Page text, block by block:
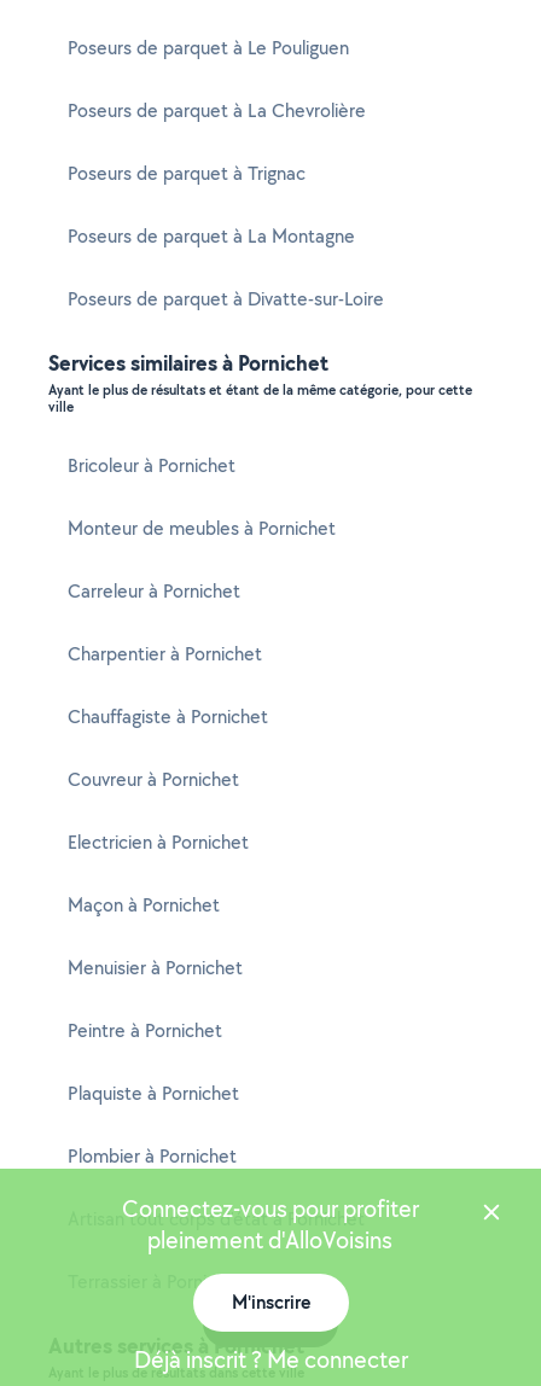
Poseurs de parquet à Le Pouliguen
Poseurs de parquet à La Chevrolière
Poseurs de parquet à Trignac
Poseurs de parquet à La Montagne
Poseurs de parquet à Divatte-sur-Loire
Services similaires à Pornichet
Ayant le plus de résultats et étant de la même catégorie, pour cette
ville
Bricoleur à Pornichet
Monteur de meubles à Pornichet
Carreleur à Pornichet
Charpentier à Pornichet
Chauffagiste à Pornichet
Couvreur à Pornichet
Electricien à Pornichet
Maçon à Pornichet
Menuisier à Pornichet
Peintre à Pornichet
Plaquiste à Pornichet
Plombier à Pornichet
Artisan tout corps d'état à Pornichet
Terrassier à Pornichet
Autres services à Pornichet
Ayant le plus de résultats dans cette ville
Connectez-vous pour profiter
pleinement d'AlloVoisins
M'inscrire
Déjà inscrit ? Me connecter